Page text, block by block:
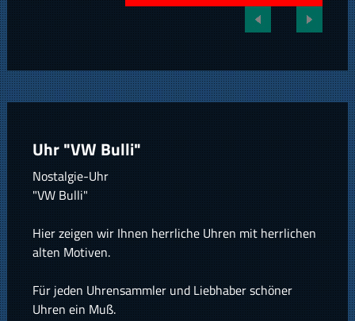
Uhr "VW Bulli"
Nostalgie-Uhr
"VW Bulli"
Hier zeigen wir Ihnen herrliche Uhren mit herrlichen
alten Motiven.
Für jeden Uhrensammler und Liebhaber schöner
Uhren ein Muß.